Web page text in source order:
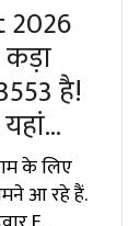
2026
कड़ा
है!
के लिए
आ रहे हैं.